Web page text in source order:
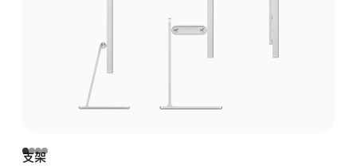
支架